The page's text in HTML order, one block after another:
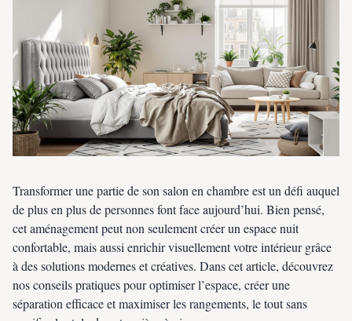
Transformer une partie de son salon en chambre est un défi auquel
de plus en plus de personnes font face aujourd’hui. Bien pensé,
cet aménagement peut non seulement créer un espace nuit
confortable, mais aussi enrichir visuellement votre intérieur grâce
à des solutions modernes et créatives. Dans cet article, découvrez
nos conseils pratiques pour optimiser l’espace, créer une
séparation efficace et maximiser les rangements, le tout sans